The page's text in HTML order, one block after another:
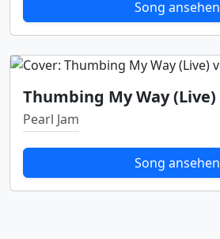
Song ansehen
Thumbing My Way (Live)
Pearl Jam
Song ansehen